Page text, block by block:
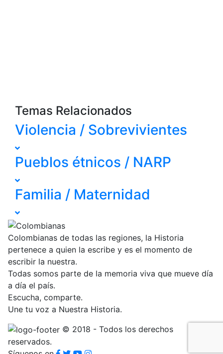
Temas Relacionados
Violencia / Sobrevivientes
Pueblos étnicos / NARP
Familia / Maternidad
Colombianas de todas las regiones, la Historia
pertenece a quien la escribe y es el momento de
escribir la nuestra.
Todas somos parte de la memoria viva que mueve día
a día el país.
Escucha, comparte.
Une tu voz a Nuestra Historia.
© 2018 - Todos los derechos
reservados.